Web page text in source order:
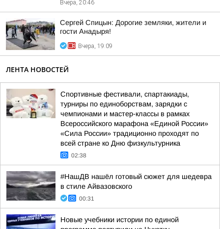
Вчера, 20:46
Сергей Спицын: Дорогие земляки, жители и
гости Анадыря!
Вчера, 19:09
ЛЕНТА НОВОСТЕЙ
Спортивные фестивали, спартакиады,
турниры по единоборствам, зарядки с
чемпионами и мастер-классы в рамках
Всероссийского марафона «Единой России»
«Сила России» традиционно проходят по
всей стране ко Дню физкультурника
02:38
#НашДВ нашёл готовый сюжет для шедевра
в стиле Айвазовского
00:31
Новые учебники истории по единой